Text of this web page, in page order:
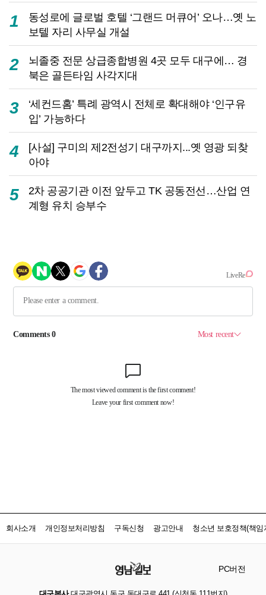
1
동성로에 글로벌 호텔 ‘그랜드 머큐어’ 오나…옛 노
보텔 자리 사무실 개설
2
뇌졸중 전문 상급종합병원 4곳 모두 대구에… 경
북은 골든타임 사각지대
3
‘세컨드홈’ 특례 광역시 전체로 확대해야 ‘인구유
입’ 가능하다
4
[사설] 구미의 제2전성기 대구까지...옛 영광 되찾
아야
5
2차 공공기관 이전 앞두고 TK 공동전선…산업 연
계형 유치 승부수
회사소개 개인정보처리방침 구독신청 광고안내 청소년 보호정책(책임
PC버전